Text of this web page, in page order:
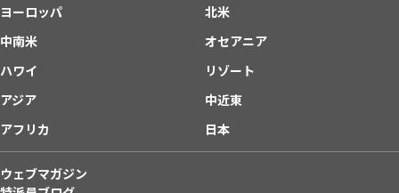
ヨーロッパ
北米
中南米
オセアニア
ハワイ
リゾート
アジア
中近東
アフリカ
日本
ウェブマガジン